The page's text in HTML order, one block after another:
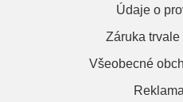
Údaje o
Záruka
Všeobecné